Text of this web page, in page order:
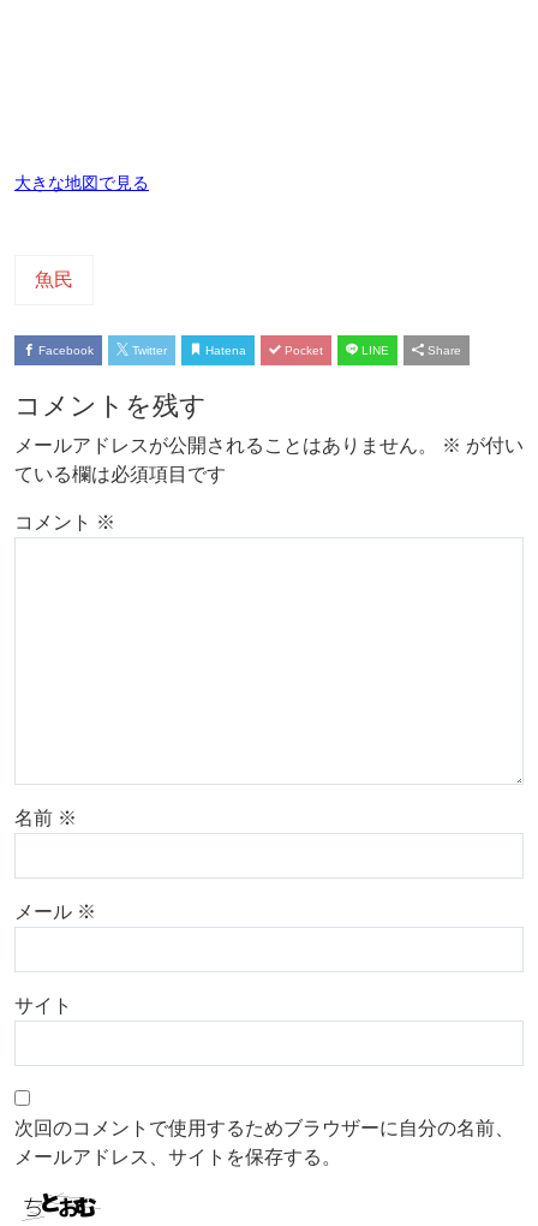
大きな地図で見る
魚民
Facebook Twitter Hatena Pocket LINE Share
コメントを残す
メールアドレスが公開されることはありません。 ※ が付い
ている欄は必須項目です
コメント ※
名前 ※
メール ※
サイト
次回のコメントで使用するためブラウザーに自分の名前、
メールアドレス、サイトを保存する。